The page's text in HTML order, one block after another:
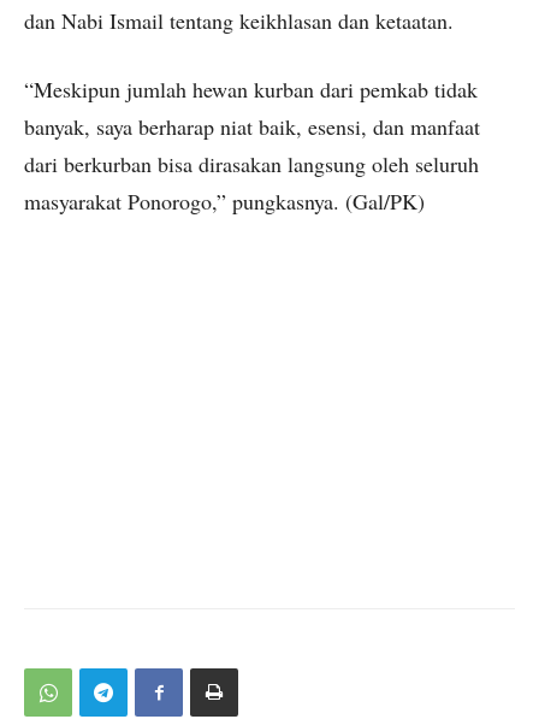
dan Nabi Ismail tentang keikhlasan dan ketaatan.
“Meskipun jumlah hewan kurban dari pemkab tidak
banyak, saya berharap niat baik, esensi, dan manfaat
dari berkurban bisa dirasakan langsung oleh seluruh
masyarakat Ponorogo,” pungkasnya. (Gal/PK)